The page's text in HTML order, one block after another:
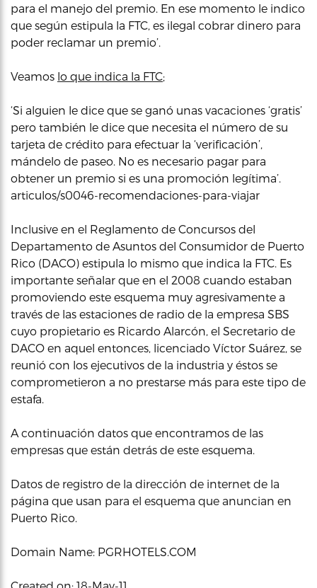
para el manejo del premio. En ese momento le indico
que según estipula la FTC, es ilegal cobrar dinero para
poder reclamar un premio’.
Veamos lo que indica la FTC;
‘Si alguien le dice que se ganó unas vacaciones ‘gratis’
pero también le dice que necesita el número de su
tarjeta de crédito para efectuar la ‘verificación’,
mándelo de paseo. No es necesario pagar para
obtener un premio si es una promoción legítima’.
articulos/s0046-recomendaciones-para-viajar
Inclusive en el Reglamento de Concursos del
Departamento de Asuntos del Consumidor de Puerto
Rico (DACO) estipula lo mismo que indica la FTC. Es
importante señalar que en el 2008 cuando estaban
promoviendo este esquema muy agresivamente a
través de las estaciones de radio de la empresa SBS
cuyo propietario es Ricardo Alarcón, el Secretario de
DACO en aquel entonces, licenciado Víctor Suárez, se
reunió con los ejecutivos de la industria y éstos se
comprometieron a no prestarse más para este tipo de
estafa.
A continuación datos que encontramos de las
empresas que están detrás de este esquema.
Datos de registro de la dirección de internet de la
página que usan para el esquema que anuncian en
Puerto Rico.
Domain Name: PGRHOTELS.COM